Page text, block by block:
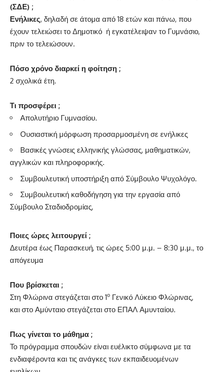
(ΣΔΕ) ;
Ενήλικες, δηλαδή σε άτομα από 18 ετών και πάνω, που
έχουν τελειώσει το Δημοτικό ή εγκατέλειψαν το Γυμνάσιο,
πριν το τελειώσουν.
Πόσο χρόνο διαρκεί η φοίτηση ;
2 σχολικά έτη.
Τι προσφέρει ;
Απολυτήριο Γυμνασίου.
Ουσιαστική μόρφωση προσαρμοσμένη σε ενήλικες
Βασικές γνώσεις ελληνικής γλώσσας, μαθηματικών,
αγγλικών και πληροφορικής.
Συμβουλευτική υποστήριξη από Σύμβουλο Ψυχολόγο.
Συμβουλευτική καθοδήγηση για την εργασία από
Σύμβουλο Σταδιοδρομίας,
Ποιες ώρες λειτουργεί ;
Δευτέρα έως Παρασκευή, τις ώρες 5:00 μ.μ. – 8:30 μ.μ., το
απόγευμα
Που βρίσκεται ;
Στη Φλώρινα στεγάζεται στο 1ο Γενικό Λύκειο Φλώρινας,
και στο Αμύνταιο στεγάζεται στο ΕΠΑΛ Αμυνταίου.
Πως γίνεται το μάθημα ;
Το πρόγραμμα σπουδών είναι ευέλικτο σύμφωνα με τα
ενδιαφέροντα και τις ανάγκες των εκπαιδευομένων